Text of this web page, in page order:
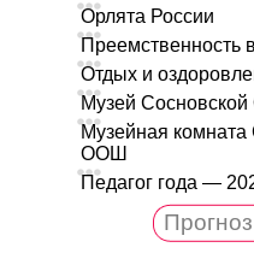
Орлята России
Преемственность
Отдых и
Музей
Музейная комната
ООШ
Педагог года —